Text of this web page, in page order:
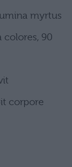
myrtus
colores, 90
corpore